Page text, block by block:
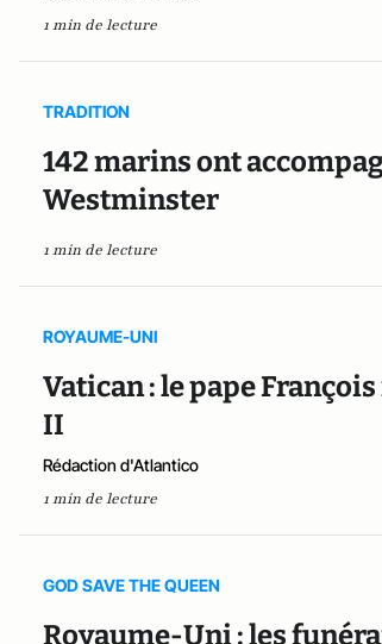
1 min de lecture
TRADITION
142 marins ont
Westminster
1 min de lecture
ROYAUME-UNI
Vatican : le pape
II
Rédaction d'Atlantico
1 min de lecture
GOD SAVE THE QUEEN
Royaume-Uni : les